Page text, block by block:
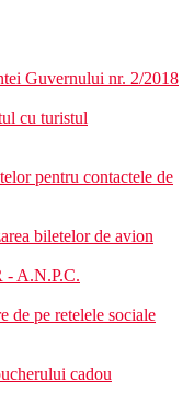
Guvernului nr. 2/2018
cu turistul
pentru contactele de
biletelor de avion
A.N.P.C.
de pe retelele sociale
cadou